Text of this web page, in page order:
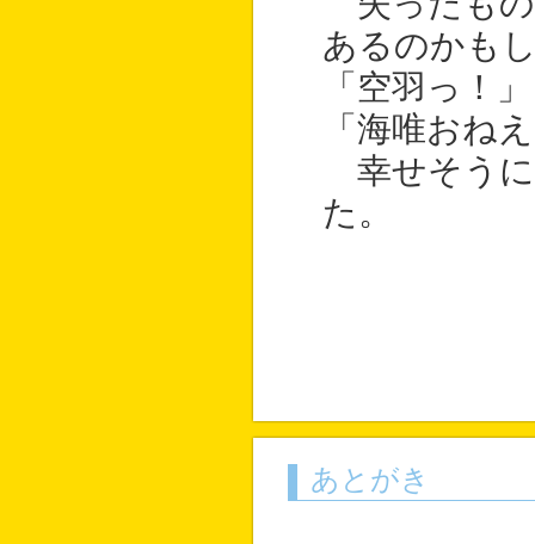
あるのかも
「空羽っ！」
「海唯おね
幸せそうに
た。
あとがき